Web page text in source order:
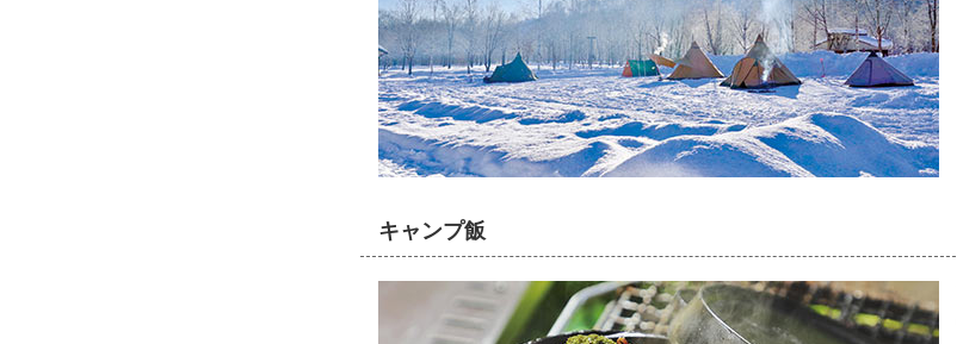
キャンプ飯